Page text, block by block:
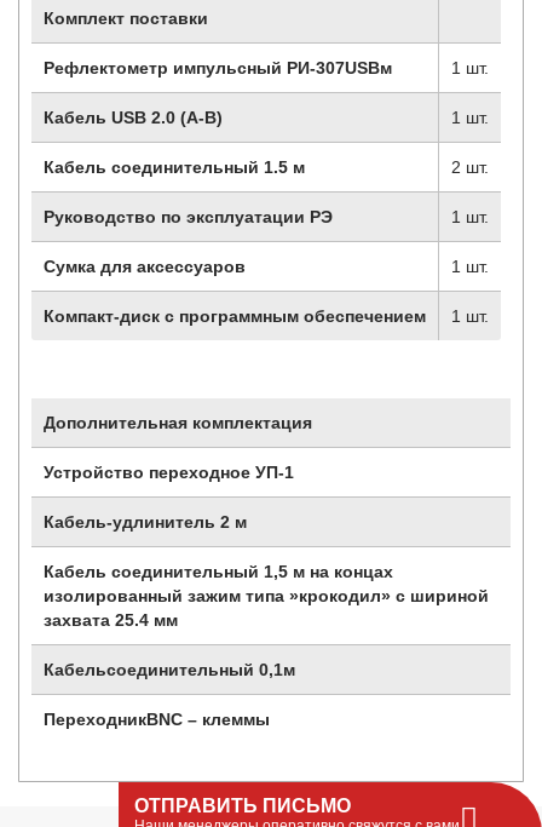
Комплект поставки
Рефлектометр импульсный РИ-307USBм 1 шт.
Кабель USB 2.0 (А-В) 1 шт.
Кабель соединительный 1.5 м 2 шт.
Руководство по эксплуатации РЭ 1 шт.
Сумка для аксессуаров 1 шт.
Компакт-диск с программным обеспечением 1 шт.
Дополнительная комплектация
Устройство переходное УП-1
Кабель-удлинитель 2 м
Кабель соединительный 1,5 м на концах
изолированный зажим типа »крокодил» с шириной
захвата 25.4 мм
Кабельсоединительный 0,1м
ПереходникBNC – клеммы
ОТПРАВИТЬ ПИСЬМО